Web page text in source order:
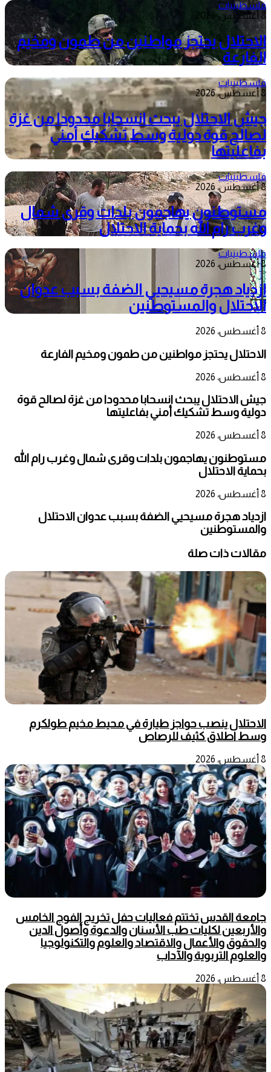
فلسطينيات
8 أغسطس، 2026
الاحتلال يحتجز مواطنين من طمون ومخيم
الفارعة
فلسطينيات
8 أغسطس، 2026
جيش الاحتلال يبحث انسحابا محدودا من غزة
لصالح قوة دولية وسط تشكيك أمني
بفاعليتها
فلسطينيات
8 أغسطس، 2026
مستوطنون يهاجمون بلدات وقرى شمال
وغرب رام الله بحماية الاحتلال
فلسطينيات
8 أغسطس، 2026
ازدياد هجرة مسيحيي الضفة بسبب عدوان
الاحتلال والمستوطنين
8 أغسطس، 2026
الاحتلال يحتجز مواطنين من طمون ومخيم الفارعة
8 أغسطس، 2026
جيش الاحتلال يبحث انسحابا محدودا من غزة لصالح قوة
دولية وسط تشكيك أمني بفاعليتها
8 أغسطس، 2026
مستوطنون يهاجمون بلدات وقرى شمال وغرب رام الله
بحماية الاحتلال
8 أغسطس، 2026
ازدياد هجرة مسيحيي الضفة بسبب عدوان الاحتلال
والمستوطنين
مقالات ذات صلة
الاحتلال ينصب حواجز طيارة في محيط مخيم طولكرم
وسط اطلاق كثيف للرصاص
8 أغسطس، 2026
جامعة القدس تختتم فعاليات حفل تخريج الفوج الخامس
والأربعين لكليات طب الأسنان والدعوة وأصول الدين
والحقوق والأعمال والاقتصاد والعلوم والتكنولوجيا
والعلوم التربوية والآداب
8 أغسطس، 2026